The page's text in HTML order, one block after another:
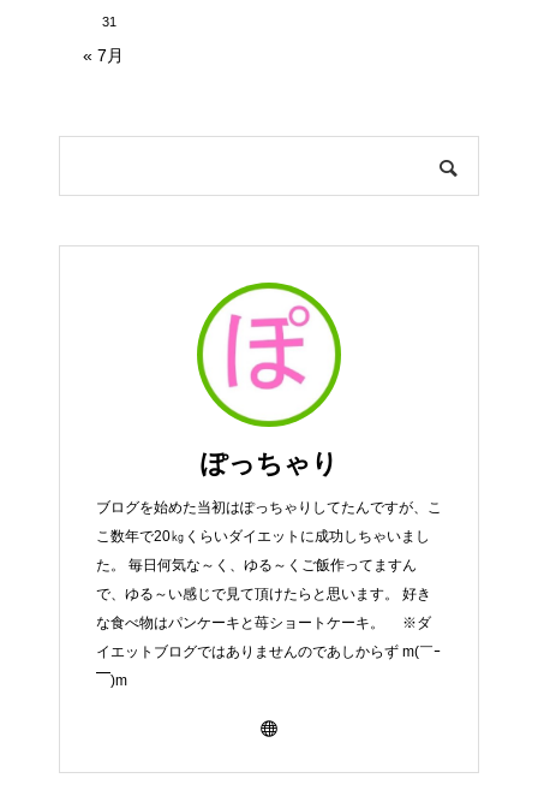
31
« 7月
ぽっちゃり
ブログを始めた当初はぽっちゃりしてたんですが、こ
こ数年で20㎏くらいダイエットに成功しちゃいまし
た。 毎日何気な～く、ゆる～くご飯作ってますん
で、ゆる～い感じで見て頂けたらと思います。 好き
な食べ物はパンケーキと苺ショートケーキ。 ※ダ
イエットブログではありませんのであしからず m(￣ｰ
￣)m